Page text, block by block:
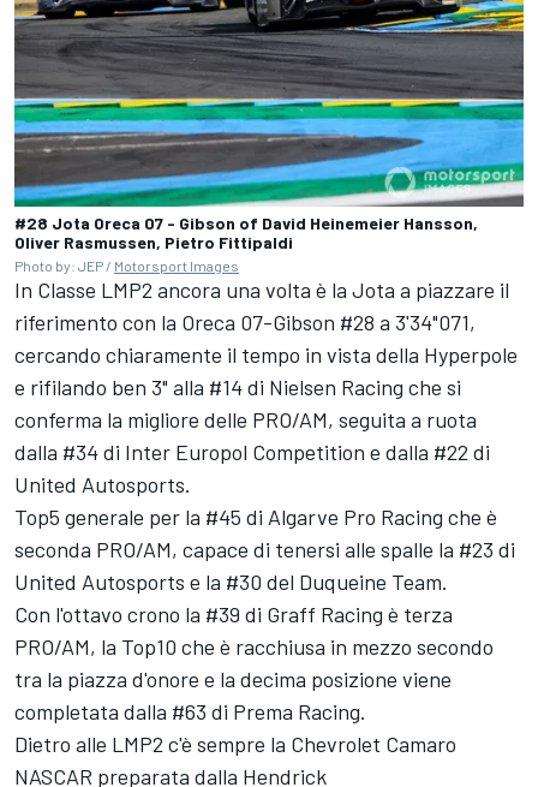
#28 Jota Oreca 07 - Gibson of David Heinemeier Hansson,
Oliver Rasmussen, Pietro Fittipaldi
Photo by: JEP / Motorsport Images
In Classe LMP2 ancora una volta è la Jota a piazzare il
riferimento con la Oreca 07-Gibson #28 a 3'34"071,
cercando chiaramente il tempo in vista della Hyperpole
e rifilando ben 3" alla #14 di Nielsen Racing che si
conferma la migliore delle PRO/AM, seguita a ruota
dalla #34 di Inter Europol Competition e dalla #22 di
United Autosports.
Top5 generale per la #45 di Algarve Pro Racing che è
seconda PRO/AM, capace di tenersi alle spalle la #23 di
United Autosports e la #30 del Duqueine Team.
Con l'ottavo crono la #39 di Graff Racing è terza
PRO/AM, la Top10 che è racchiusa in mezzo secondo
tra la piazza d'onore e la decima posizione viene
completata dalla #63 di Prema Racing.
Dietro alle LMP2 c'è sempre la Chevrolet Camaro
NASCAR preparata dalla Hendrick